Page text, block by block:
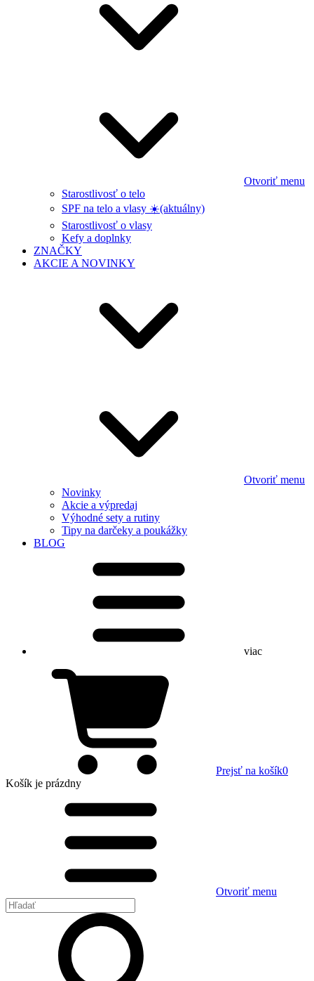
Otvoriť menu
Starostlivosť o telo
SPF na telo a vlasy ☀️(aktuálny)
Starostlivosť o vlasy
Kefy a doplnky
ZNAČKY
AKCIE A NOVINKY
Otvoriť menu
Novinky
Akcie a výpredaj
Výhodné sety a rutiny
Tipy na darčeky a poukážky
BLOG
viac
Prejsť na košík0
Košík je prázdny
Otvoriť menu